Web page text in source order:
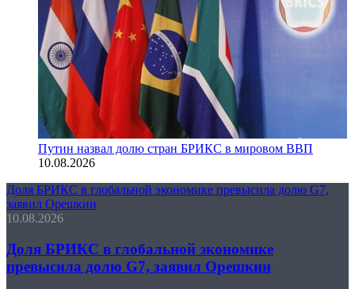
Путин назвал долю стран БРИКС в мировом ВВП
10.08.2026
Доля БРИКС в глобальной экономике превысила долю G7,
заявил Орешкин
10.08.2026
Доля БРИКС в глобальной экономике
превысила долю G7, заявил Орешкин